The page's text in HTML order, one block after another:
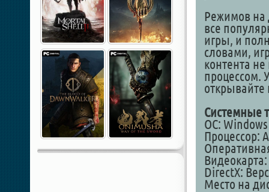
Режимов на
все
игры, и
словами,
контента
процессом.
Системные
ОС: Windows
Процессор:
DirectX:
Место на